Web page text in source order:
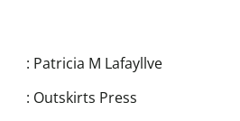
: Patricia M Lafayllve
: Outskirts Press